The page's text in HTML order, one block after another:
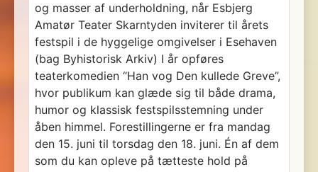
og masser af underholdning, når Esbjerg
Amatør Teater Skarntyden inviterer til årets
festspil i de hyggelige omgivelser i Esehaven
(bag Byhistorisk Arkiv) I år opføres
teaterkomedien “Han vog Den kullede Greve”,
hvor publikum kan glæde sig til både drama,
humor og klassisk festspilsstemning under
åben himmel. Forestillingerne er fra mandag
den 15. juni til torsdag den 18. juni. Én af dem
som du kan opleve på tætteste hold på